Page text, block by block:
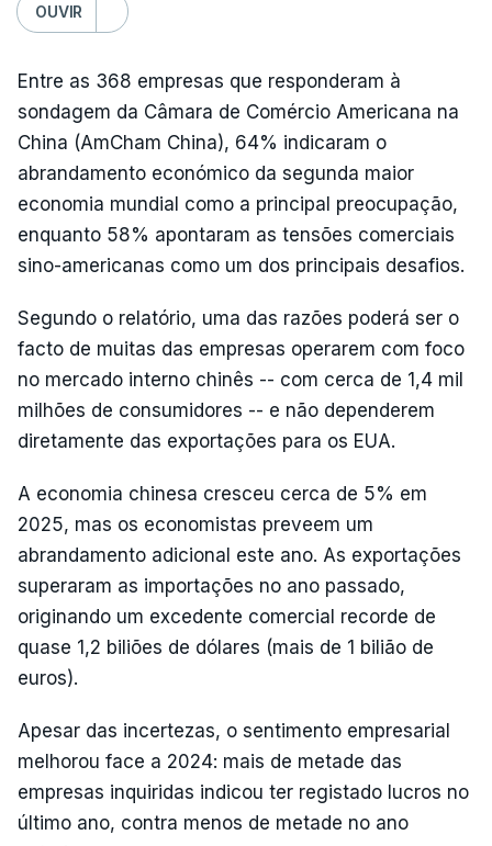
OUVIR
Entre as 368 empresas que responderam à
sondagem da Câmara de Comércio Americana na
China (AmCham China), 64% indicaram o
abrandamento económico da segunda maior
economia mundial como a principal preocupação,
enquanto 58% apontaram as tensões comerciais
sino-americanas como um dos principais desafios.
Segundo o relatório, uma das razões poderá ser o
facto de muitas das empresas operarem com foco
no mercado interno chinês -- com cerca de 1,4 mil
milhões de consumidores -- e não dependerem
diretamente das exportações para os EUA.
A economia chinesa cresceu cerca de 5% em
2025, mas os economistas preveem um
abrandamento adicional este ano. As exportações
superaram as importações no ano passado,
originando um excedente comercial recorde de
quase 1,2 biliões de dólares (mais de 1 bilião de
euros).
Apesar das incertezas, o sentimento empresarial
melhorou face a 2024: mais de metade das
empresas inquiridas indicou ter registado lucros no
último ano, contra menos de metade no ano